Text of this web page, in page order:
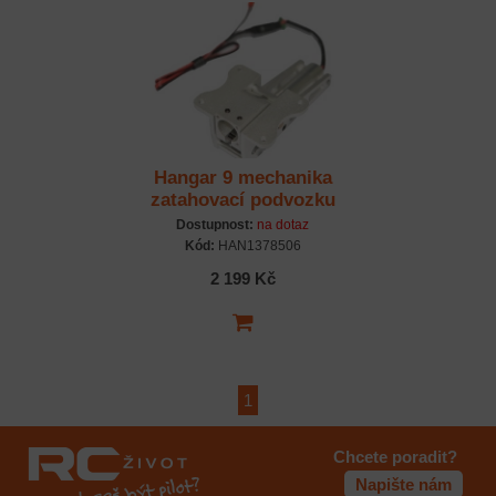
Hangar 9 mechanika
zatahovací podvozku
příďová: Hawk/T-45 140-
160N
Dostupnost: na dotaz
Kód: HAN1378506
2 199 Kč
1
Chcete poradit?
Napište nám